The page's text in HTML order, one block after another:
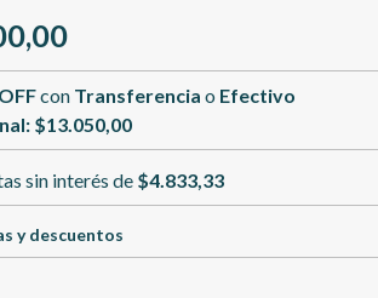
con Transferencia o Efectivo
$13.050,00
sin interés de $4.833,33
y descuentos